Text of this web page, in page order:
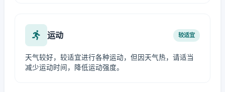
运动 较适宜
天气较好，较适宜进行各种运动，但因天气热，请适当
减少运动时间，降低运动强度。